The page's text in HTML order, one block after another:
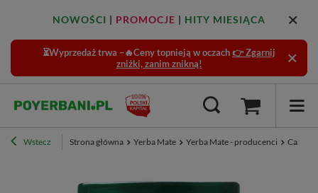
NOWOŚCI | PROMOCJE | HITY MIESIĄCA
⏳Wyprzedaż trwa –🔥Ceny topnieją w oczach 👉 Zgarnij
zniżki, zanim znikną!
Wstecz Strona główna Yerba Mate Yerba Mate - producenci